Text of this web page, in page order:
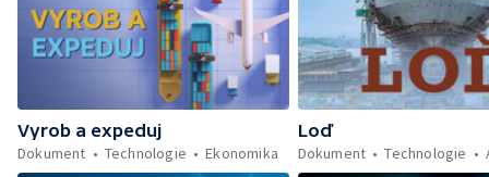
Vyrob a expeduj
Dokument
Technologie Ekonomika
Loď
Dokument
Technologie